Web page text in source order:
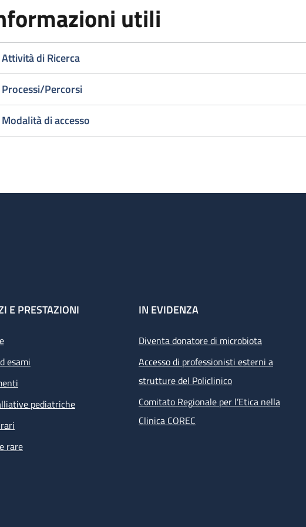
utili
Attività di Ricerca
Processi/Percorsi
Modalità di accesso
E PRESTAZIONI
esami
pediatriche
rare
IN EVIDENZA
Diventa donatore di microbiota
Accesso di professionisti esterni a
strutture del Policlinico
Comitato Regionale per l’Etica nella
Clinica COREC